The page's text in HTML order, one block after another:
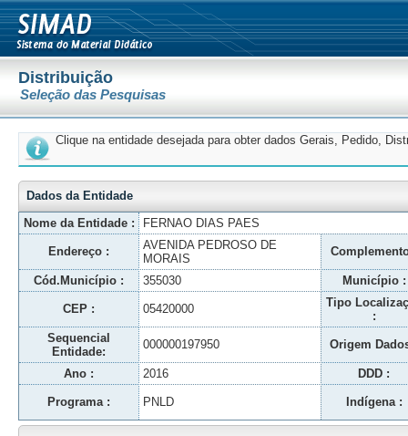
Distribuição
Seleção das Pesquisas
Clique na entidade desejada para obter dados Gerais, Pedido,
Dados da Entidade
Nome da Entidade :
FERNAO DIAS PAES
Endereço :
AVENIDA PEDROSO DE
MORAIS
Cód.Município : 355030 Município :
CEP : 05420000
Tipo
:
Sequencial
Entidade:
000000197950 Origem
Ano : 2016 DDD :
Programa : PNLD Indígena :